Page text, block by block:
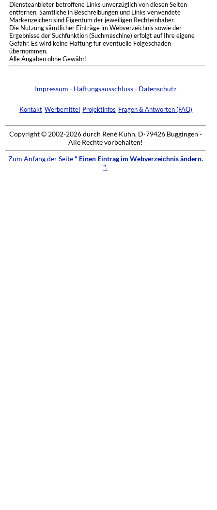
Diensteanbieter betroffene Links unverzüglich von diesen Seiten
entfernen. Sämtliche in Beschreibungen und Links verwendete
Markenzeichen sind Eigentum der jeweiligen Rechteinhaber.
Die Nutzung sämtlicher Einträge im Webverzeichnis sowie der
Ergebnisse der Suchfunktion (Suchmaschine) erfolgt auf Ihre eigene
Gefahr. Es wird keine Haftung für eventuelle Folgeschäden
übernommen.
Alle Angaben ohne Gewähr!
Impressum - Haftungsausschluss - Datenschutz
Kontakt Werbemittel Projektinfos Fragen & Antworten (FAQ)
Copyright © 2002-2026 durch René Kühn, D-79426 Buggingen -
Alle Rechte vorbehalten!
Zum Anfang der Seite " Einen Eintrag im Webverzeichnis ändern.
".